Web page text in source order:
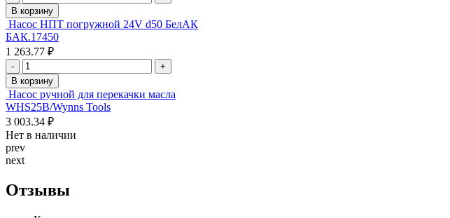
В корзину
Насос НПТ погружной 24V d50 БелАК
БАК.17450
1 263.77 ₽
-
+
В корзину
Насос ручной для перекачки масла
WHS25B/Wynns Tools
3 003.34 ₽
Нет в наличии
prev
next
Отзывы